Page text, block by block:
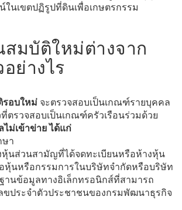
ในเขตปฏิรูปที่ดินเพื่อเกษตรกรรม
มบัติใหม่ต่างจาก
ย่างไร
อบใหม่ จะตรวจสอบเป็นเกณฑ์รายบุคคล
ตรวจสอบเป็นเกณฑ์ครัวเรือนร่วมด้วย
ม่เข้าข่าย ได้แก่
ษา
หุ้นส่วนสามัญที่ได้จดทะเบียนหรือห้างหุ้น
หุ้นหรือกรรมการในบริษัทจำกัดหรือบริษัท
านข้อมูลทางอิเล็กทรอนิกส์ที่สามารถ
ขประจำตัวประชาชนของกรมพัฒนาธุรกิจ